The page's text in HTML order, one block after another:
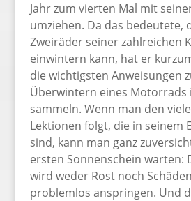
Jahr zum vierten Mal mit
umziehen. Da das bedeutete,
Zweiräder seiner zahlreichen
einwintern kann, hat er
die wichtigsten Anweisungen
Überwintern eines Motorrads
sammeln. Wenn man den
Lektionen folgt, die in seinem
sind, kann man ganz
ersten Sonnenschein warten:
wird weder Rost noch
problemlos anspringen. Und